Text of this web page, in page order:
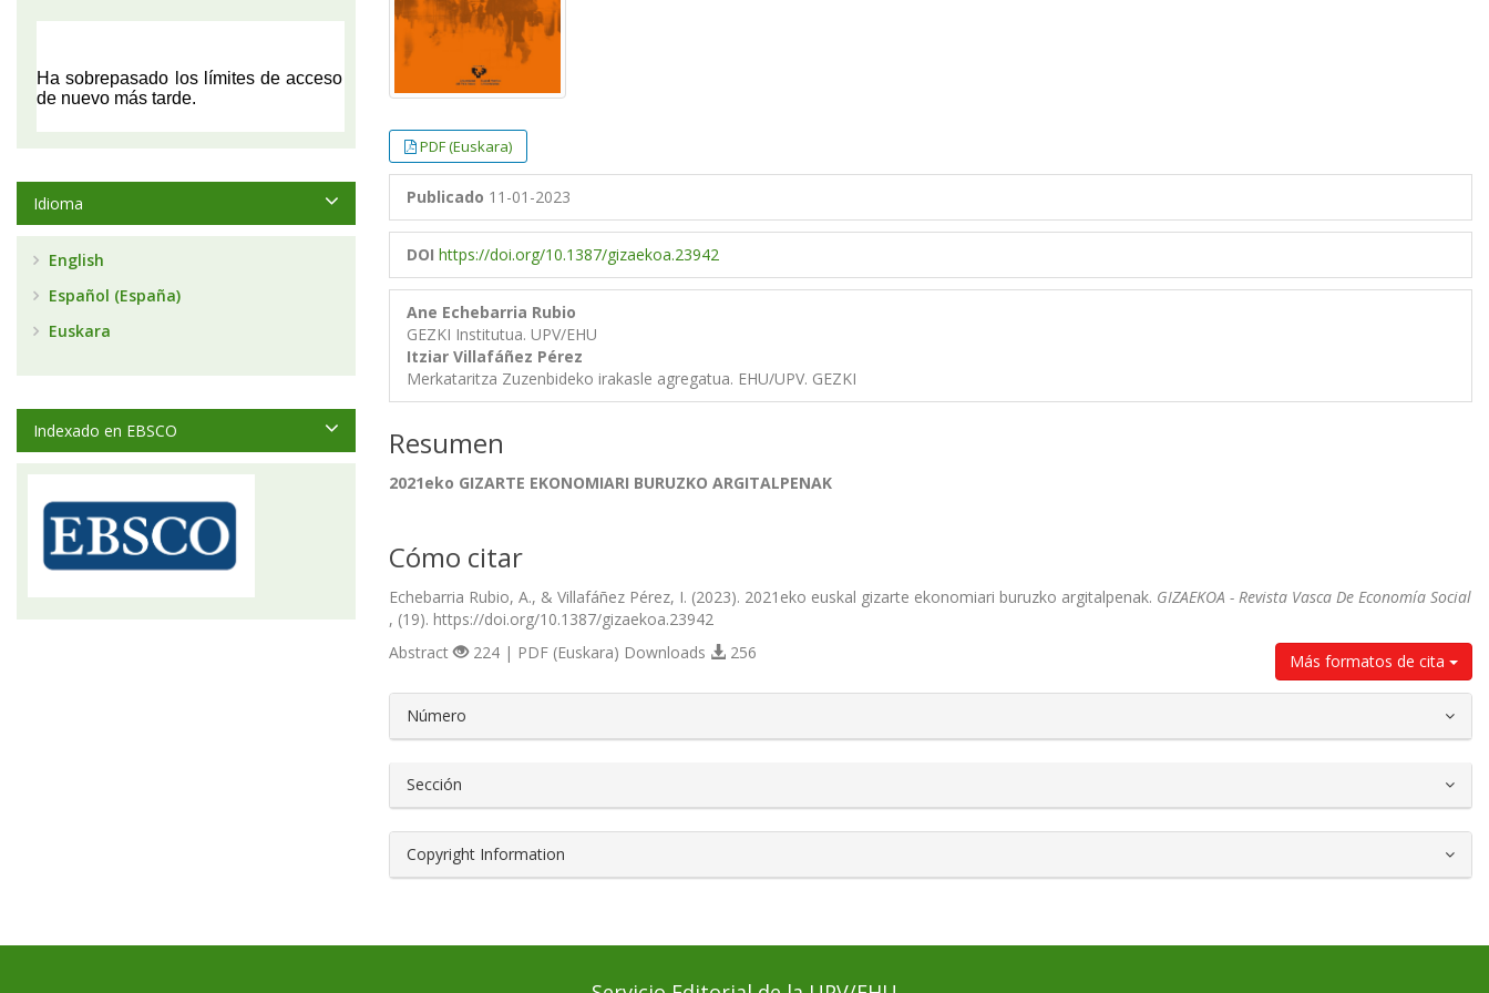
PDF (Euskara)
Publicado 11-01-2023
DOI https://doi.org/10.1387/gizaekoa.23942
Ane Echebarria Rubio
GEZKI Institutua. UPV/EHU
Itziar Villafáñez Pérez
Merkataritza Zuzenbideko irakasle agregatua. EHU/UPV. GEZKI
Resumen
2021eko GIZARTE EKONOMIARI BURUZKO ARGITALPENAK
Cómo citar
Echebarria Rubio, A., & Villafáñez Pérez, I. (2023). 2021eko euskal gizarte ekonomiari buruzko argitalpenak. GIZAEKOA - Revista Vasca De Economía Social
, (19). https://doi.org/10.1387/gizaekoa.23942
Más formatos de cita
Abstract 224 | PDF (Euskara) Downloads 256
##plugins.themes.bootstrap3.article.details##
Número
Sección
Copyright Information
Idioma
English
Español (España)
Euskara
Indexado en EBSCO